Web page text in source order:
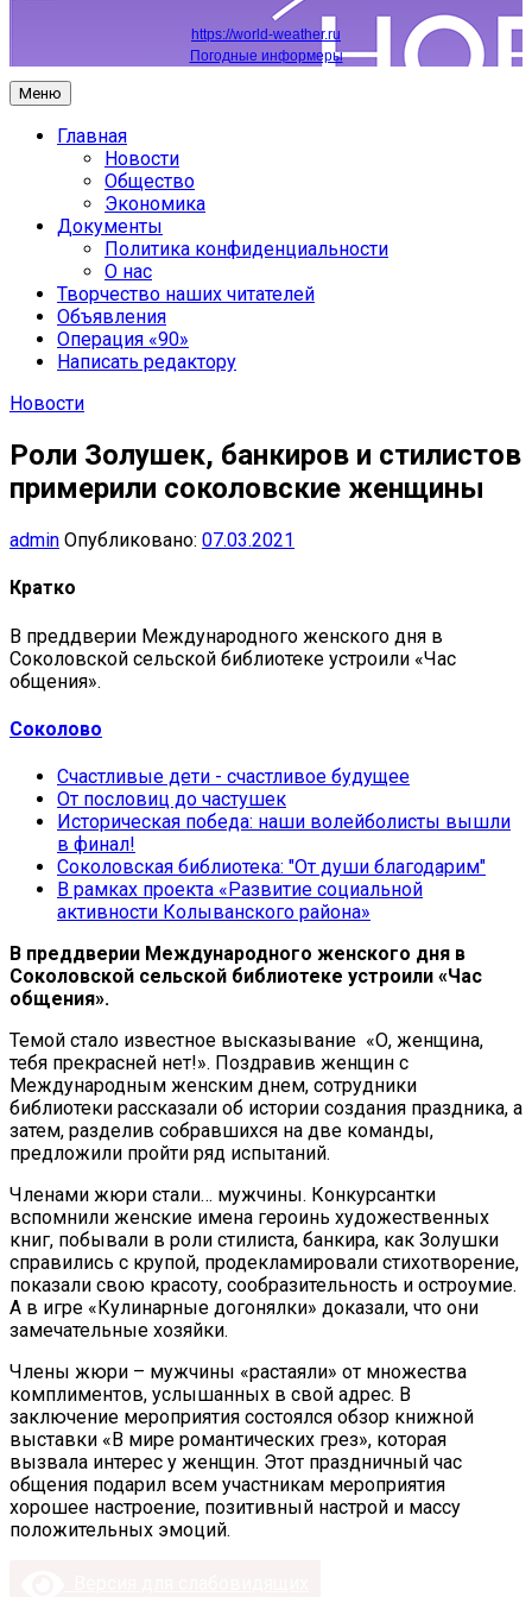
https://world-weather.ru
Погодные информеры
Меню
Главная
Новости
Общество
Экономика
Документы
Политика конфиденциальности
О нас
Творчество наших читателей
Объявления
Операция «90»
Написать редактору
Новости
Роли Золушек, банкиров и стилистов
примерили соколовские женщины
admin Опубликовано: 07.03.2021
Кратко
В преддверии Международного женского дня в
Соколовской сельской библиотеке устроили «Час
общения».
Соколово
Счастливые дети - счастливое будущее
От пословиц до частушек
Историческая победа: наши волейболисты вышли
в финал!
Соколовская библиотека: "От души благодарим"
В рамках проекта «Развитие социальной
активности Колыванского района»
В преддверии Международного женского дня в
Соколовской сельской библиотеке устроили «Час
общения».
Темой стало известное высказывание «О, женщина,
тебя прекрасней нет!». Поздравив женщин с
Международным женским днем, сотрудники
библиотеки рассказали об истории создания праздника, а
затем, разделив собравшихся на две команды,
предложили пройти ряд испытаний.
Членами жюри стали… мужчины. Конкурсантки
вспомнили женские имена героинь художественных
книг, побывали в роли стилиста, банкира, как Золушки
справились с крупой, продекламировали стихотворение,
показали свою красоту, сообразительность и остроумие.
А в игре «Кулинарные догонялки» доказали, что они
замечательные хозяйки.
Члены жюри – мужчины «растаяли» от множества
комплиментов, услышанных в свой адрес. В
заключение мероприятия состоялся обзор книжной
выставки «В мире романтических грез», которая
вызвала интерес у женщин. Этот праздничный час
общения подарил всем участникам мероприятия
хорошее настроение, позитивный настрой и массу
положительных эмоций.